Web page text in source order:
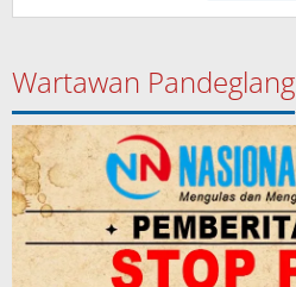
Wartawan Pandeglang